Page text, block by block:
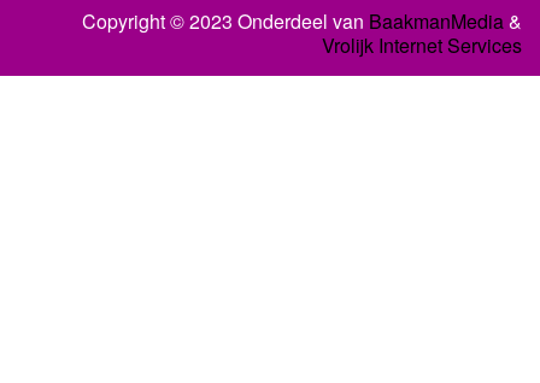
Copyright © 2023 Onderdeel van BaakmanMedia&
Vrolijk Internet Services